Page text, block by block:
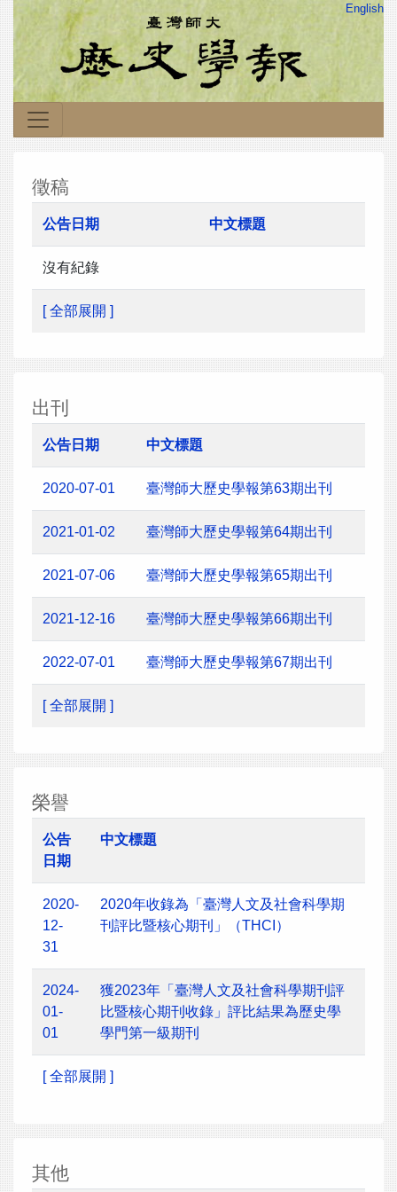
English
徵稿
公告日期 中文標題
沒有紀錄
[ 全部展開 ]
出刊
公告日期 中文標題
2020-07-01 臺灣師大歷史學報第63期出刊
2021-01-02 臺灣師大歷史學報第64期出刊
2021-07-06 臺灣師大歷史學報第65期出刊
2021-12-16 臺灣師大歷史學報第66期出刊
2022-07-01 臺灣師大歷史學報第67期出刊
[ 全部展開 ]
榮譽
公告
日期
中文標題
2020-
12-
31
2020年收錄為「臺灣人文及社會科學期
刊評比暨核心期刊」（THCI）
2024-
01-
01
獲2023年「臺灣人文及社會科學期刊評
比暨核心期刊收錄」評比結果為歷史學
學門第一級期刊
[ 全部展開 ]
其他